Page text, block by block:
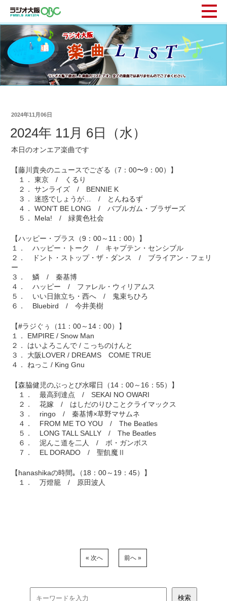
2024年11月06日
2024年 11月 6日（水）
本日のオンエア楽曲です
【藤川貴央のニュースでござる（7：00〜9：00）】
１． 東京 / くるり
２． サンライズ / BENNIE K
３． 迷惑でしょうが… / とんねるず
４． WON'T BE LONG / バブルガム・ブラザーズ
５． Mela! / 緑黄色社会
【ハッピー・プラス（9：00～11：00）】
１． ハッピー・トーク / キャプテン・センシブル
２． ドント・ストップ・ザ・ダンス / ブライアン・フェリ
ー
３． 鱗 / 秦基博
４． ハッピー / ファレル・ウィリアムス
５． いい日旅立ち・西へ / 鬼束ちひろ
６． Bluebird / 今井美樹
【#ラジぐぅ（11：00～14：00）】
１． EMPIRE / Snow Man
２． はいよろこんで / こっちのけんと
３． 大阪LOVER / DREAMS COME TRUE
４． ねっこ / King Gnu
【森脇健児のぶっとび水曜日（14：00～16：55）】
１． 最高到達点 / SEKAI NO OWARI
２． 花嫁 / はしだのりひことクライマックス
３． ringo / 秦基博×草野マサムネ
４． FROM ME TO YOU / The Beatles
５． LONG TALL SALLY / The Beatles
６． 泥んこ道を二人 / ボ・ガンボス
７． EL DORADO / 聖飢魔Ⅱ
【hanashikaの時間｡（18：00～19：45）】
１． 万燈籠 / 原田波人
« 次へ 前へ »